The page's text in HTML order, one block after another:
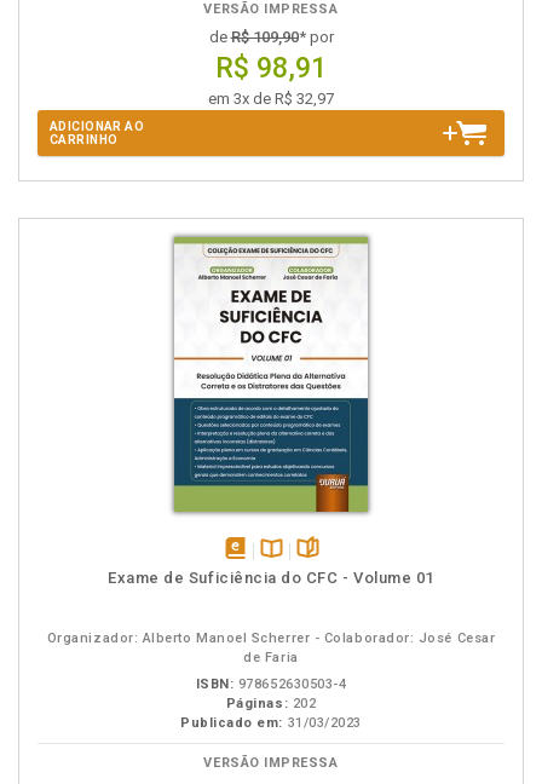
VERSÃO IMPRESSA
deR$ 109,90* por
R$ 98,91
em 3x de R$ 32,97
ADICIONAR AO
CARRINHO
disponívelDisponível
páginas
Exame de Suficiência do CFC - Volume 01
Organizador: Alberto Manoel Scherrer - Colaborador: José Cesar
de Faria
ISBN: 978652630503-4
Páginas: 202
Publicado em: 31/03/2023
VERSÃO IMPRESSA